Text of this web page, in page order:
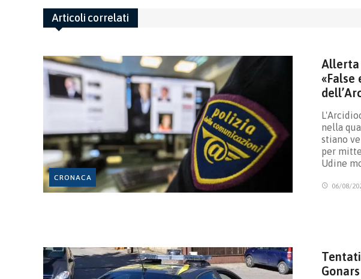
Articoli correlati
CRONACA
Allerta
«False
nella
stiano
per
Udine
06/08/
Gonars